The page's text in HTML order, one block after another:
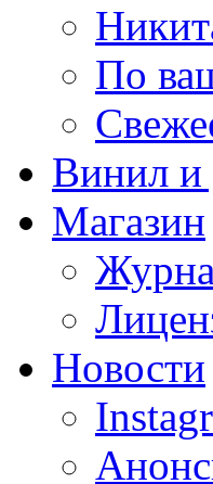
По
Винил и
Магазин
Новости